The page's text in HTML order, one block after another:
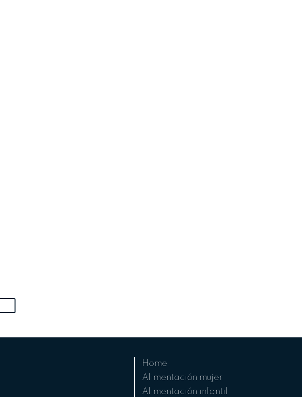
Home
Alimentación mujer
Alimentación infantil